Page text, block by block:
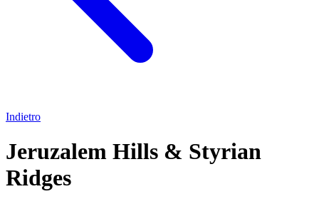
Indietro
Jeruzalem Hills & Styrian
Ridges